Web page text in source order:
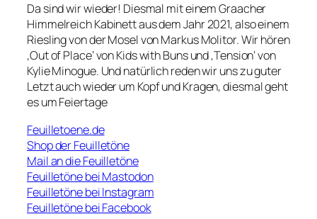
Da sind wir wieder! Diesmal mit einem Graacher
Himmelreich Kabinett aus dem Jahr 2021, also einem
Riesling von der Mosel von Markus Molitor. Wir hören
‚Out of Place‘ von Kids with Buns und ‚Tension‘ von
Kylie Minogue. Und natürlich reden wir uns zu guter
Letzt auch wieder um Kopf und Kragen, diesmal geht
es um Feiertage
Feuilletoene.de
Shop der Feuilletöne
Mail an die Feuilletöne
Feuilletöne bei Mastodon
Feuilletöne bei Instagram
Feuilletöne bei Facebook